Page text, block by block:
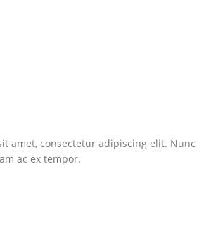
amet, consectetur adipiscing elit. Nunc
ac ex tempor.